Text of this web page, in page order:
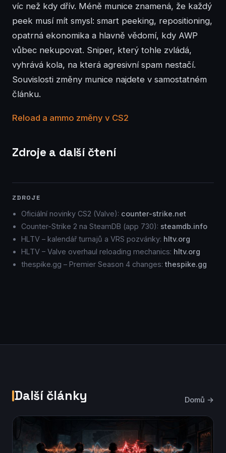
víc než kdy dřív. Méně munice znamená, že každý
peek musí mít smysl: smart peeking, repositioning,
opatrná ekonomika a hlavně vědomí, kdy AWP
vůbec nekupovat. Sniper, který tohle zvládá,
vyhrává kola, na která agresivní spam nestačí.
Souvislosti změny munice najdete v samostatném
článku.
Reload a ammo změny v CS2
Zdroje a další čtení
ZDROJE
Oficiální novinky CS2 (Valve): counter-strike.net
Counter-Strike 2 na SteamDB (app 730): steamdb.info
HLTV – kalendář turnajů a VRS pozvánky: hltv.org
HLTV – Valve overhaul reloading mechanics: hltv.org
thespike.gg – Premier Season 4 changes: thespike.gg
Další články Domů →